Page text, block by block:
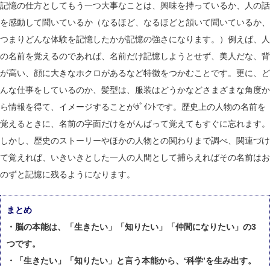
記憶の仕方としてもう一つ大事なことは、興味を持っているか、人の話
を感動して聞いているか（なるほど、なるほどと頷いて聞いているか、
つまりどんな体験を記憶したかが記憶の強さになります。）例えば、人
の名前を覚えるのであれば、名前だけ記憶しようとせず、美人だな、背
が高い、顔に大きなホクロがあるなど特徴をつかむことです。更に、ど
んな仕事をしているのか、髪型は、服装はどうかなどさまざまな角度か
ら情報を得て、イメージすることがﾎﾟｲﾝﾄです。歴史上の人物の名前を
覚えるときに、名前の字面だけをがんばって覚えてもすぐに忘れます。
しかし、歴史のストーリーやほかの人物との関わりまで調べ、関連づけ
て覚えれば、いきいきとした一人の人間として捕らえればその名前はお
のずと記憶に残るようになります。
まとめ
・脳の本能は、「生きたい」「知りたい」「仲間になりたい」の3
つです。
・「生きたい」「知りたい」と言う本能から、‘科学’を生み出す。